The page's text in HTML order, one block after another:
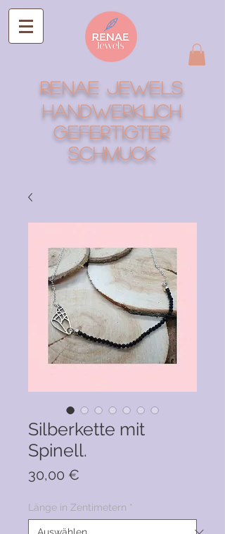
RENAE Jewels
Handwerklich
gefertigter
Schmuck
Silberkette mit
Spinell.
30,00 €
Länge in Zentimetern *